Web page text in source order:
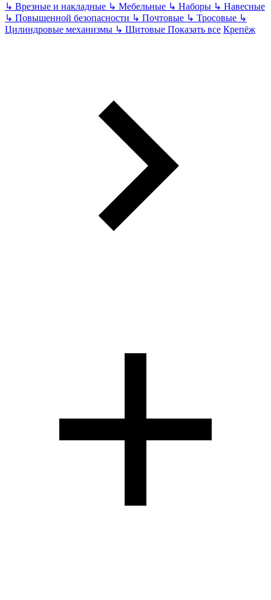
↳ Врезные и накладные ↳ Мебельные ↳ Наборы ↳ Навесные
↳ Повышенной безопасности ↳ Почтовые ↳ Тросовые ↳
Цилиндровые механизмы ↳ Щитовые Показать все Крепёж